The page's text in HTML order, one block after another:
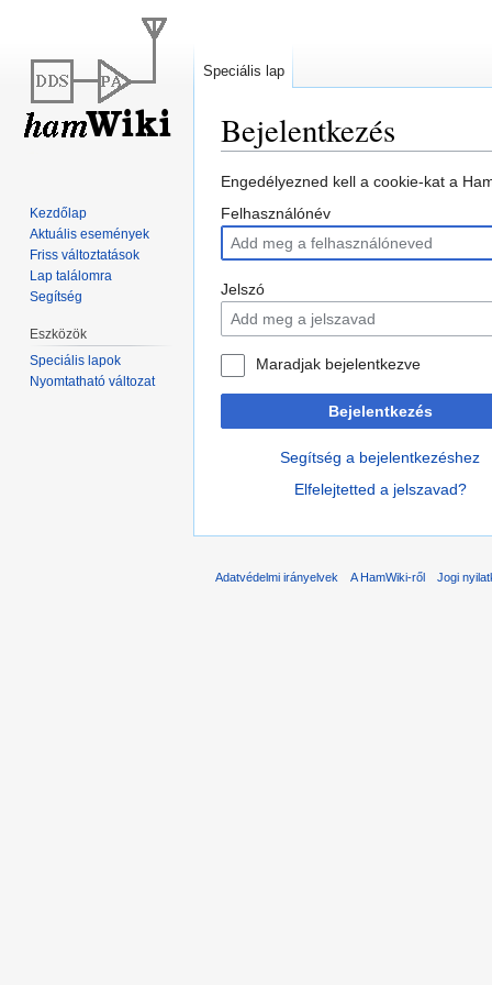
Bejelentkezés
Ugrás
a
navigációhoz
Ugrás
a
kereséshez
Engedélyezned kell a cookie-kat a
Felhasználónév
Jelszó
Maradjak bejelentkezve
Bejelentkezés
Segítség a bejelentkezéshez
Elfelejtetted a jelszavad?
Speciális lap
Kezdőlap
Aktuális események
Friss változtatások
Lap találomra
Segítség
Eszközök
Speciális lapok
Nyomtatható változat
Adatvédelmi irányelvek A HamWiki-ről Jogi